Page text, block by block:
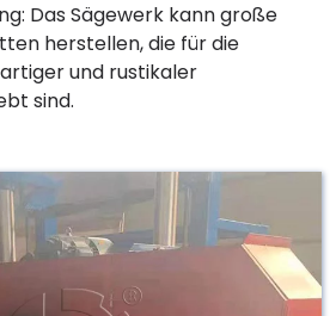
Das Sägewerk kann große
herstellen, die für die
und rustikaler
sind.